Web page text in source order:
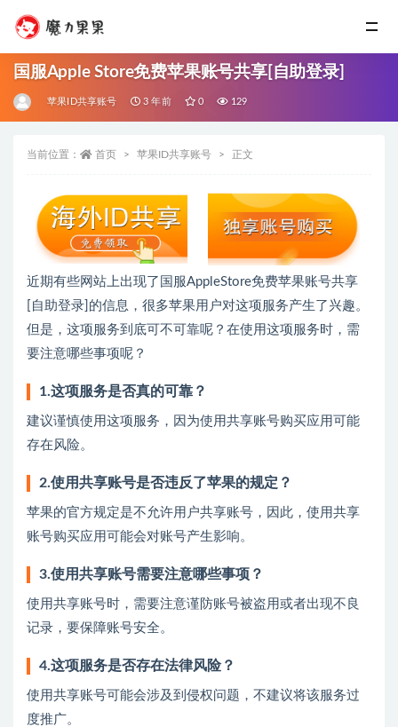
国服Apple Store免费苹果账号共享[自助登录]
苹果ID共享账号 3 年前 0 129
当前位置： 首页 苹果ID共享账号 正文
近期有些网站上出现了国服AppleStore免费苹果账号共享
[自助登录]的信息，很多苹果用户对这项服务产生了兴趣。
但是，这项服务到底可不可靠呢？在使用这项服务时，需
要注意哪些事项呢？
1.这项服务是否真的可靠？
建议谨慎使用这项服务，因为使用共享账号购买应用可能
存在风险。
2.使用共享账号是否违反了苹果的规定？
苹果的官方规定是不允许用户共享账号，因此，使用共享
账号购买应用可能会对账号产生影响。
3.使用共享账号需要注意哪些事项？
使用共享账号时，需要注意谨防账号被盗用或者出现不良
记录，要保障账号安全。
4.这项服务是否存在法律风险？
使用共享账号可能会涉及到侵权问题，不建议将该服务过
度推广。